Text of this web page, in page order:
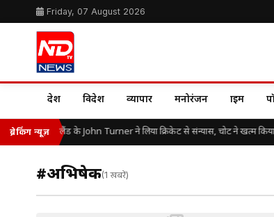
Friday, 07 August 2026
देश विदेश व्यापार मनोरंजन क्राइम
ब्रेकिंग न्यूज़
25 की उम्र में इंग्लैंड के John Turner ने लिया क्रिकेट से संन्यास, चोट ने खत्म
#अभिषेक(1 खबरें)